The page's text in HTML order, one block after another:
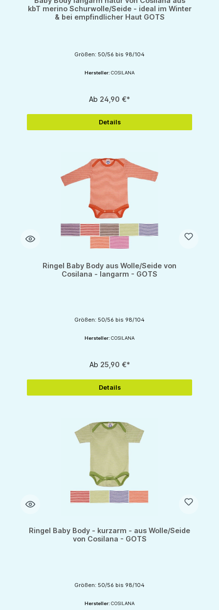
kbT merino Schurwolle/Seide - ideal im Winter
& bei empfindlicher Haut GOTS
Größen: 50/56 bis 98/104
Hersteller: COSILANA
Ab 24,90 €*
Details
Ringel Baby Body aus Wolle/Seide von
Cosilana - langarm - GOTS
Größen: 50/56 bis 98/104
Hersteller: COSILANA
Ab 25,90 €*
Details
Ringel Baby Body - kurzarm - aus Wolle/Seide
von Cosilana - GOTS
Größen: 50/56 bis 98/104
Hersteller: COSILANA